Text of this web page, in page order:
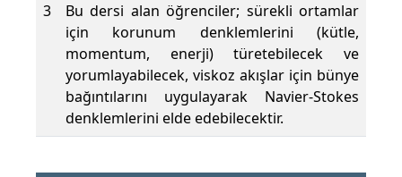
3
Bu dersi alan öğrenciler; sürekli ortamlar
için korunum denklemlerini (kütle,
momentum, enerji) türetebilecek ve
yorumlayabilecek, viskoz akışlar için bünye
bağıntılarını uygulayarak Navier-Stokes
denklemlerini elde edebilecektir.